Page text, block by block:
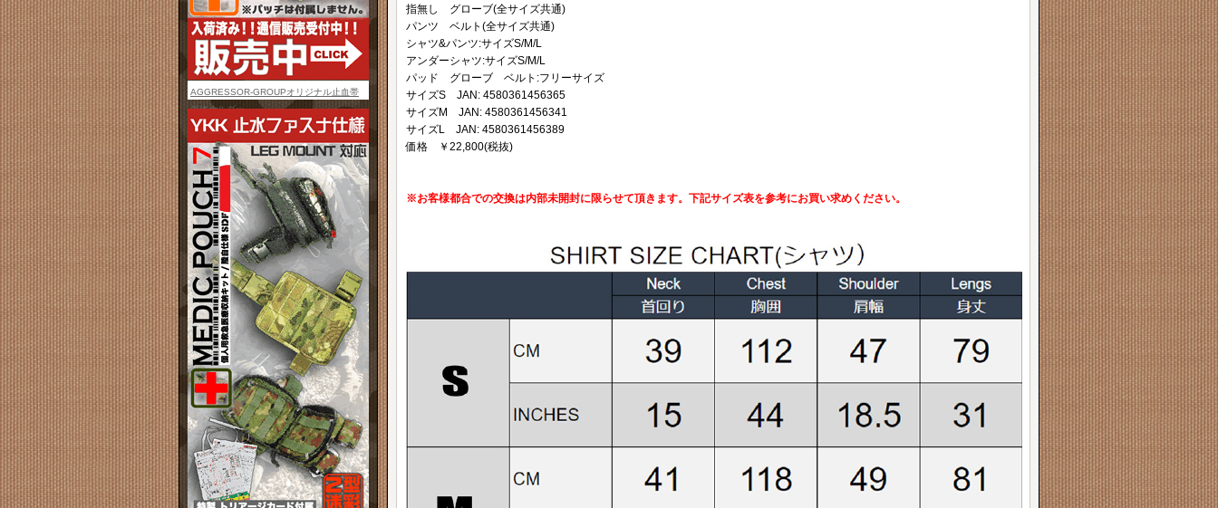
指無し グローブ(全サイズ共通)
パンツ ベルト(全サイズ共通)
シャツ&パンツ:サイズS/M/L
アンダーシャツ:サイズS/M/L
パッド グローブ ベルト:フリーサイズ
サイズS JAN: 4580361456365
サイズM JAN: 4580361456341
サイズL JAN: 4580361456389
価格 ￥22,800(税抜)
※お客様都合での交換は内部未開封に限らせて頂きます。下記サイズ表を参考にお買い求めください。
AGGRESSOR-GROUPオリジナル止血帯
単体ホルダー